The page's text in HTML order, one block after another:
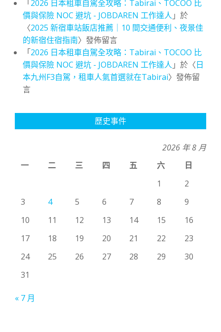
「2026 日本租車自駕全攻略：Tabirai、TOCOO 比
價與保險 NOC 避坑 - JOBDAREN 工作達人 」於
〈2025 新宿車站飯店推薦｜10 間交通便利、夜景佳
的新宿住宿指南〉發佈留言
「2026 日本租車自駕全攻略：Tabirai、TOCOO 比
價與保險 NOC 避坑 - JOBDAREN 工作達人 」於〈日
本九州F3自駕，租車人氣首選就在Tabirai〉發佈留
言
歷史事件
2026 年 8 月
一
二 三 四 五 六
日
1
2
3
4 5 6 7 8
9
10
11 12 13 14 15
16
17
18 19 20 21 22
23
24
25 26 27 28 29
30
31
« 7 月